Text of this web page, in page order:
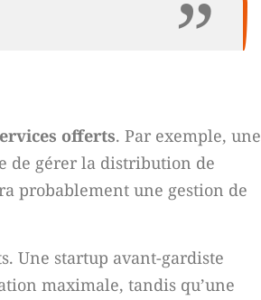
offerts. Par exemple, une
de gérer la distribution de
probablement une gestion de
Une startup avant-gardiste
maximale, tandis qu’une